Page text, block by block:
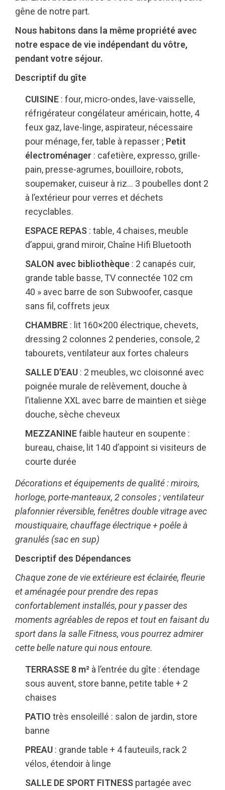
gêne de notre part.
Nous habitons dans la même propriété avec
notre espace de vie indépendant du vôtre,
pendant votre séjour.
Descriptif du gîte
CUISINE : four, micro-ondes, lave-vaisselle,
réfrigérateur congélateur américain, hotte, 4
feux gaz, lave-linge, aspirateur, nécessaire
pour ménage, fer, table à repasser ; Petit
électroménager : cafetière, expresso, grille-
pain, presse-agrumes, bouilloire, robots,
soupemaker, cuiseur à riz… 3 poubelles dont 2
à l’extérieur pour verres et déchets
recyclables.
ESPACE REPAS : table, 4 chaises, meuble
d’appui, grand miroir, Chaîne Hifi Bluetooth
SALON avec bibliothèque : 2 canapés cuir,
grande table basse, TV connectée 102 cm
40 » avec barre de son Subwoofer, casque
sans fil, coffrets jeux
CHAMBRE : lit 160×200 électrique, chevets,
dressing 2 colonnes 2 penderies, console, 2
tabourets, ventilateur aux fortes chaleurs
SALLE D’EAU : 2 meubles, wc cloisonné avec
poignée murale de relèvement, douche à
l’italienne XXL avec barre de maintien et siège
douche, sèche cheveux
MEZZANINEfaible hauteur en soupente :
bureau, chaise, lit 140 d’appoint si visiteurs de
courte durée
Décorations et équipements de qualité : miroirs,
horloge, porte-manteaux, 2 consoles ; ventilateur
plafonnier réversible, fenêtres double vitrage avec
moustiquaire, chauffage électrique + poêle à
granulés (sac en sup)
Descriptif des Dépendances
Chaque zone de vie extérieure est éclairée, fleurie
et aménagée pour prendre des repas
confortablement installés, pour y passer des
moments agréables de repos et tout en faisant du
sport dans la salle Fitness, vous pourrez admirer
cette belle nature qui nous entoure.
TERRASSE 8 m² à l’entrée du gîte : étendage
sous auvent, store banne, petite table + 2
chaises
PATIO très ensoleillé : salon de jardin, store
banne
PREAU : grande table + 4 fauteuils, rack 2
vélos, étendoir à linge
SALLE DE SPORT FITNESS partagée avec